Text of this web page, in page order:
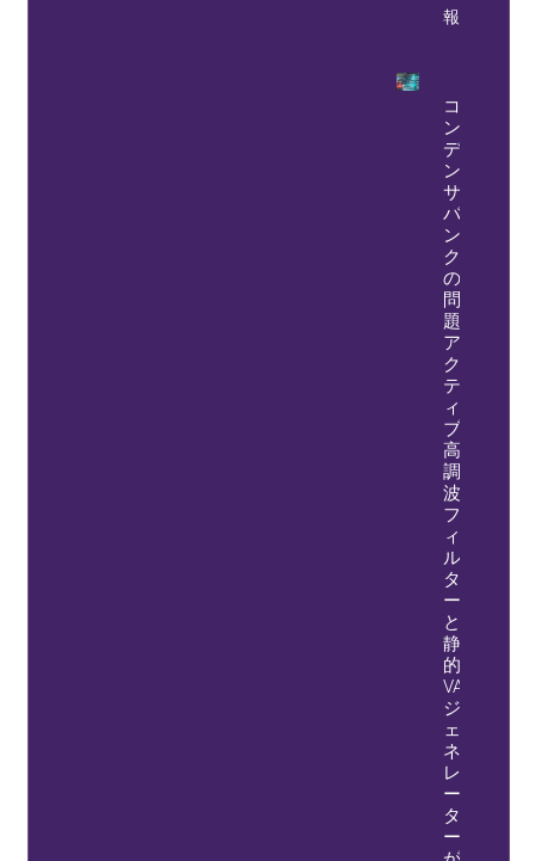
報
コ
ン
デ
ン
サ
バ
ン
ク
の
問
題?
ア
ク
テ
ィ
ブ
高
調
波
フ
ィ
ル
タ
ー
と
静
的
VAR
ジ
ェ
ネ
レ
ー
タ
ー